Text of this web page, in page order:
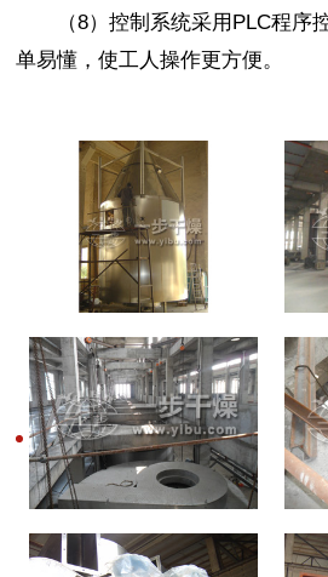
（8）控制系统采用PLC程序
单易懂，使工人操作更方便。